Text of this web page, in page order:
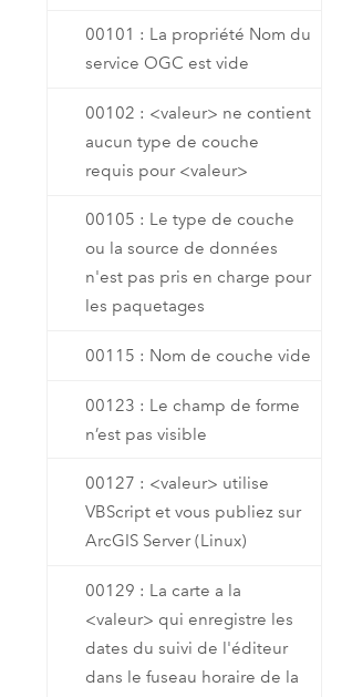
00101 : La propriété Nom du
service OGC est vide
00102 : <valeur> ne contient
aucun type de couche
requis pour <valeur>
00105 : Le type de couche
ou la source de données
n'est pas pris en charge pour
les paquetages
00115 : Nom de couche vide
00123 : Le champ de forme
n’est pas visible
00127 : <valeur> utilise
VBScript et vous publiez sur
ArcGIS Server (Linux)
00129 : La carte a la
<valeur> qui enregistre les
dates du suivi de l'éditeur
dans le fuseau horaire de la